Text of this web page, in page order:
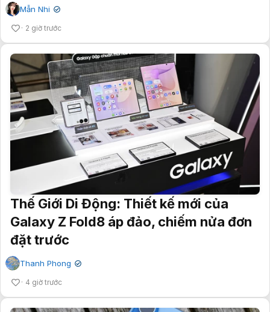
Mẫn Nhi ✔
2 giờ trước
Thế Giới Di Động: Thiết kế mới của
Galaxy Z Fold8 áp đảo, chiếm nửa đơn
đặt trước
Thanh Phong ✔
4 giờ trước